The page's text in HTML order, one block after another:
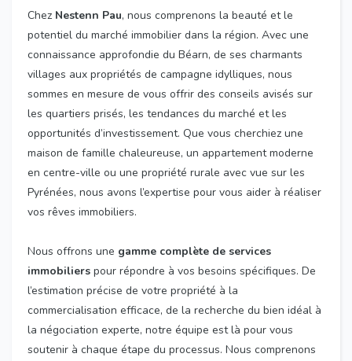
Chez Nestenn Pau, nous comprenons la beauté et le
potentiel du marché immobilier dans la région. Avec une
connaissance approfondie du Béarn, de ses charmants
villages aux propriétés de campagne idylliques, nous
sommes en mesure de vous offrir des conseils avisés sur
les quartiers prisés, les tendances du marché et les
opportunités d’investissement. Que vous cherchiez une
maison de famille chaleureuse, un appartement moderne
en centre-ville ou une propriété rurale avec vue sur les
Pyrénées, nous avons l’expertise pour vous aider à réaliser
vos rêves immobiliers.
Nous offrons une gamme complète de services
immobiliers pour répondre à vos besoins spécifiques. De
l’estimation précise de votre propriété à la
commercialisation efficace, de la recherche du bien idéal à
la négociation experte, notre équipe est là pour vous
soutenir à chaque étape du processus. Nous comprenons